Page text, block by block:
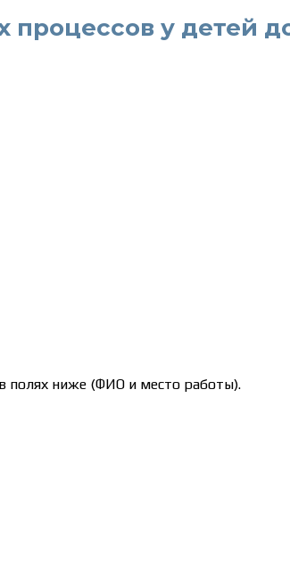
процессов у детей
полях ниже (ФИО и место работы).